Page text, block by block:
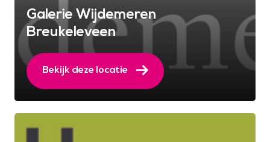
Galerie Wijdemeren
Breukeleveen
Bekijk deze locatie